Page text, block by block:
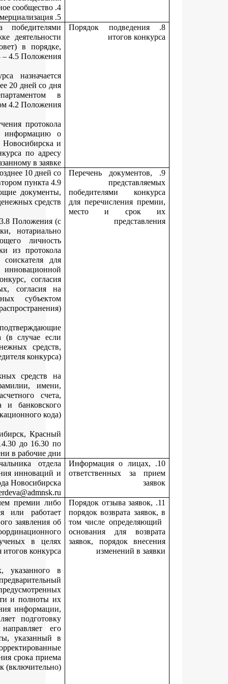
Решение о признании участников конкурса
принимает координационный совет по поддержке
молодых ученых (далее – координационный совет) в
Место, дата, время подведения итогов конкурса
председателем координационного совета не позднее 20 дней
получения документов, представленных
Департамент не позднее трех дней со дня получения
заседания координационного совета размещает
лауреатах конкурса на официальном сайте города
уведомляет победителей конкурса об итогах конкурса по
Победители конкурса (или их представители) не позднее 10
дня получения уведомления, указанного в абзаце втором
Положения, представляют в департамент следующие
необходимые для перечисления денежных
конкурсную документацию, предусмотренную п. 3.8
обязательным представлением оригиналов заявки,
заверенного перевода документа, удостоверяющего
соискателя – иностранного гражданина, выписки из
заседания совета о выдвижении кандидатуры
участия в конкурсе или решения руководителя
организации о выдвижении кандидатуры на конкурс,
соискателя на обработку персональных данных,
обработку персональных данных, разрешенных
документы, удостоверяющие личность и
полномочия представителя победителя конкурса (в случае
документы, необходимые для перечисления денежных
представляются представителем победителя
банковские реквизиты для перечисления денежных
расчетный счет (с обязательным указанием фамилии,
отчества (при наличии) получателя и его расчетного
наименования банка, корреспондентского счета и
Документы предоставляются по адресу: г. Новосибирск,
проспект, 50, кабинет 224, с 10.00 до 13.00 и с 14.30 до
Жердева Марина Васильевна, заместитель начальника
инноваций и выставочной деятельности управления
предпринимательства мэрии города
Поданная заявка может быть отозвана соискателем премии
руководителем организации, в которой учится или
соискатель премии, путем направления письменного
отзыве заявки в департамент до дня заседания
совета по поддержке деятельности молодых ученых в
подведения итогов
Департамент в течение срока приема заявок,
извещении о проведении конкурса, осуществляет
анализ поступающих заявок и документов,
пунктом 3.8 Положения, на предмет правильности и
представления и в случае необходимости уточнения
указанной в заявке или документах, осуществляет
соответствующего письменного уведомления,
соискателю премии на адрес электронной почты,
заявке. Соискатель премии вправе представить
(уточненные) заявку и документы до даты окончания срока